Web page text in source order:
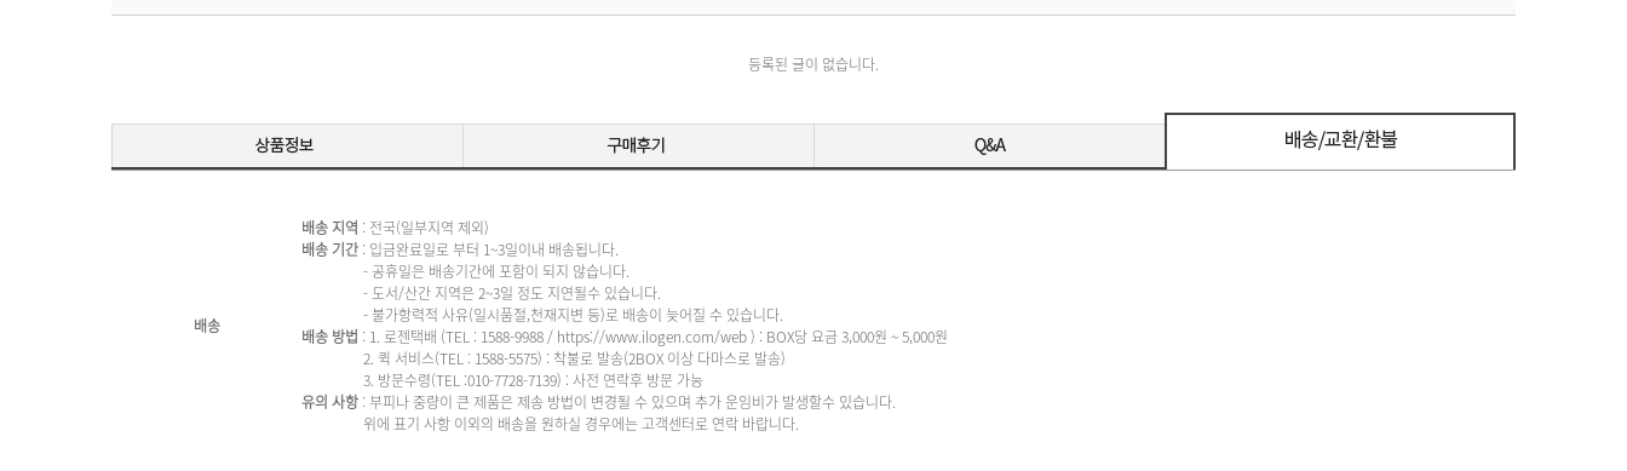
등록된 글이 없습니다.
배송
배송 지역 : 전국(일부지역 제외)
배송 기간 : 입금완료일로 부터 1~3일이내 배송됩니다.
- 공휴일은 배송기간에 포함이 되지 않습니다.
- 도서/산간 지역은 2~3일 정도 지연될수 있습니다.
- 불가항력적 사유(일시품절,천재지변 등)로 배송이 늦어질 수 있습니다.
배송 방법 : 1. 로젠택배 (TEL : 1588-9988 / https://www.ilogen.com/web) : BOX당 요금 3,000원 ~ 5,000원
2. 퀵 서비스(TEL : 1588-5575) : 착불로 발송(2BOX 이상 다마스로 발송)
3. 방문수령(TEL :010-7728-7139​) : 사전 연락후 방문 가능
유의 사항 : 부피나 중량이 큰 제품은 제송 방법이 변경될 수 있으며 추가 운임비가 발생할수 있습니다.
위에 표기 사항 이외의 배송을 원하실 경우에는 고객센터로 연락 바랍니다.